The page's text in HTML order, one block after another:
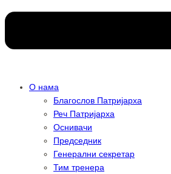
О нама
Благослов Патријарха
Реч Патријарха
Оснивачи
Председник
Генерални секретар
Тим тренера